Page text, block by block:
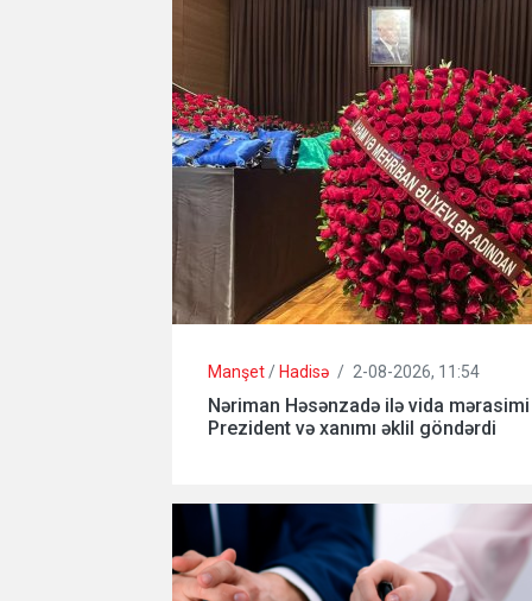
Manşet /Hadisə / 2-08-2026, 11:54
Nəriman Həsənzadə ilə vida
Prezident və xanımı əklil göndərdi